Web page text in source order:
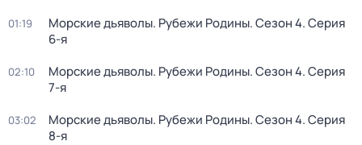
01:19 Морские дьяволы. Рубежи Родины. Сезон 4. Серия
6-я
02:10 Морские дьяволы. Рубежи Родины. Сезон 4. Серия
7-я
03:02 Морские дьяволы. Рубежи Родины. Сезон 4. Серия
8-я